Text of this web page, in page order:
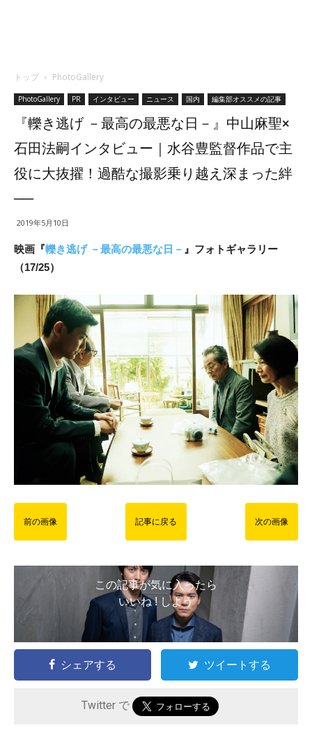
トップ PhotoGallery
PhotoGallery PR インタビュー ニュース 国内 編集部オススメの記事
『轢き逃げ －最高の最悪な日－』中山麻聖×
石田法嗣インタビュー｜水谷豊監督作品で主
役に大抜擢！過酷な撮影乗り越え深まった絆
──
2019年5月10日
映画『轢き逃げ －最高の最悪な日－ 』フォトギャラリー
（17/25）
前の画像 記事に戻る 次の画像
この記事が気に入ったら
いいね ! しよう
シェアする ツイートする
Twitter で